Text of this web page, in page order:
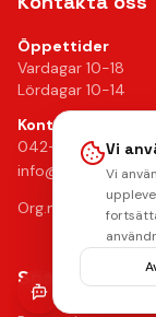
Öppettider
Vardagar 10-18
Lördagar 10-14
Kontakt
042-24 25 02
Org.nr: 556946-
Snabblänkar
Vi
Vi